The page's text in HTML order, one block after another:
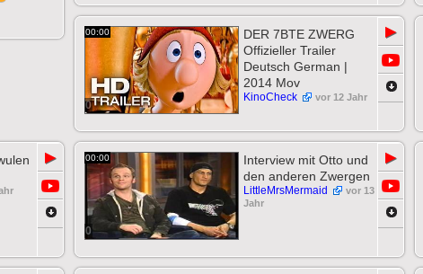
00:00
0
DER 7BTE ZWERG
Offizieller Trailer
Deutsch German |
2014 Mov
KinoCheck vor 12 Jahr
▶
▶ 00:00
0
Interview mit Otto und
den anderen Zwergen
LittleMrsMermaid
vor 13
Jahr
▶